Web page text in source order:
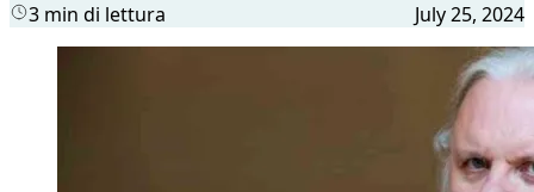
3 min di lettura July 25, 2024